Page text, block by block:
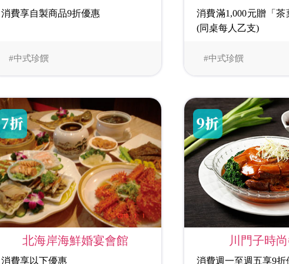
#中式珍饌
消費享自製商品9折優惠
#中式珍饌
消費滿1,000元贈「
(同桌每人乙支)
北海岸海鮮婚宴會館
消費享以下優惠
川門子時
消費週一至週五享9折